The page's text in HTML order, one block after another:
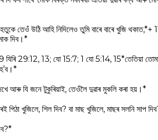
তেওঁ উঠি আহি নিদিলেও তুমি বাৰে বাৰে খুজি
দিব।*
29:12, 13; যো 15:7; 1 যো 5:14, 15*তেতিয়া
আৰু যি জনে টুকুৰিয়াই, তেওঁলৈ দুৱাৰ মুকলি কৰা হয়।*
খুজিলে, শিল দিব? বা মাছ খুজিলে, মাছৰ সলনি সাপ